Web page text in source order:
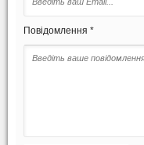
Повідомлення *